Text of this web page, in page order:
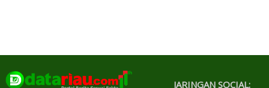
JARINGAN SOCIAL: